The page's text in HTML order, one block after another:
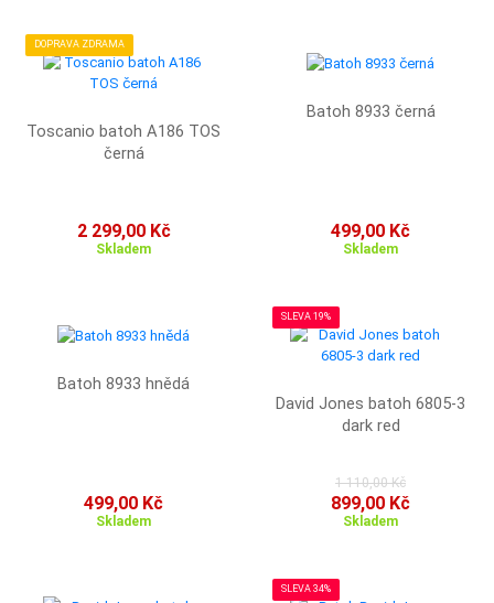
DOPRAVA ZDRAMA
Toscanio batoh A186 TOS
černá
2 299,00 Kč
Skladem
Batoh 8933 černá
499,00 Kč
Skladem
Batoh 8933 hnědá
499,00 Kč
Skladem
SLEVA 19%
David Jones batoh 6805-3
dark red
1 110,00 Kč
899,00 Kč
Skladem
SLEVA 34%